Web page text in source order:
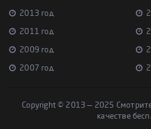
2013 год
2011 год
2009 год
2007 год
Copyright © 2013 — 2025
качестве